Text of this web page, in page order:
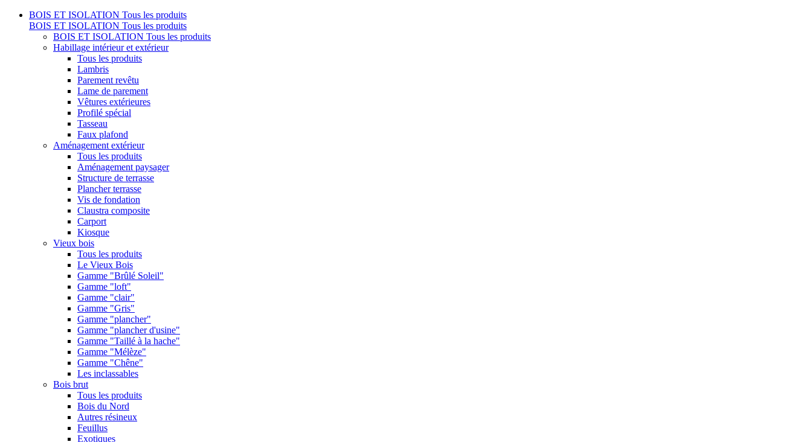
BOIS ET ISOLATION Tous les produits
BOIS ET ISOLATION Tous les produits
BOIS ET ISOLATION Tous les produits
Habillage intérieur et extérieur
Tous les produits
Lambris
Parement revêtu
Lame de parement
Vêtures extérieures
Profilé spécial
Tasseau
Faux plafond
Aménagement extérieur
Tous les produits
Aménagement paysager
Structure de terrasse
Plancher terrasse
Vis de fondation
Claustra composite
Carport
Kiosque
Vieux bois
Tous les produits
Le Vieux Bois
Gamme "Brûlé Soleil"
Gamme "loft"
Gamme "clair"
Gamme "Gris"
Gamme "plancher"
Gamme "plancher d'usine"
Gamme "Taillé à la hache"
Gamme "Mélèze"
Gamme "Chêne"
Les inclassables
Bois brut
Tous les produits
Bois du Nord
Autres résineux
Feuillus
Exotiques